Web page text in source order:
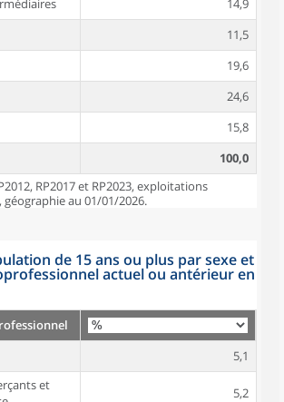
14,9
11,5
19,6
24,6
15,8
100,0
RP2017 et RP2023, exploitations
au 01/01/2026.
de 15 ans ou plus par sexe et
actuel ou antérieur en
5,1
et
5,2